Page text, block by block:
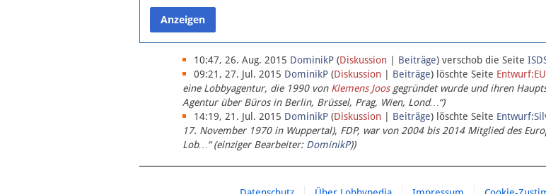
10:47, 26. Aug. 2015 DominikP (Diskussion | Beiträge) verschob die Seite
09:21, 27. Jul. 2015 DominikP (Diskussion | Beiträge) löschte Seite
eine Lobbyagentur, die 1990 von Klemens Joosgegründet wurde und ihren
Agentur über Büros in Berlin, Brüssel, Prag, Wien, Lond…“)
14:19, 21. Jul. 2015 DominikP (Diskussion | Beiträge) löschte Seite
17. November 1970 in Wuppertal), FDP, war von 2004 bis 2014 Mitglied des
Lob…“ (einziger Bearbeiter: DominikP))